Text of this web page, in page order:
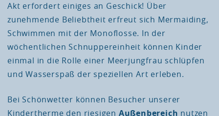
Akt erfordert einiges an Geschick! Über
zunehmende Beliebtheit erfreut sich Mermaiding,
Schwimmen mit der Monoflosse. In der
wöchentlichen Schnuppereinheit können Kinder
einmal in die Rolle einer Meerjungfrau schlüpfen
und Wasserspaß der speziellen Art erleben.
Bei Schönwetter können Besucher unserer
Kindertherme den riesigen Außenbereich nutzen